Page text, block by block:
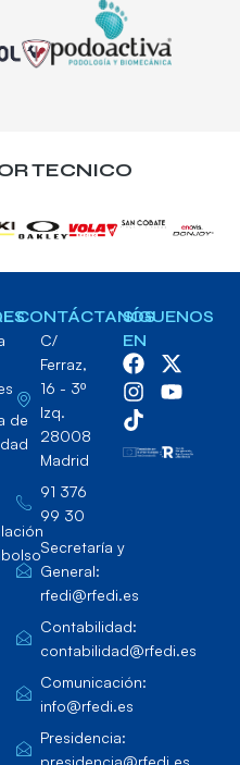
TECNICO
de
CONTÁCTANOS
C/
Ferraz,
16 - 3º
Izq.
28008
Madrid
91 376
99 30
Secretaría y
General:
rfedi@rfedi.es
Contabilidad:
contabilidad@rfedi.es
Comunicación:
info@rfedi.es
Presidencia:
presidencia@rfedi.es
SÍGUENOS
EN